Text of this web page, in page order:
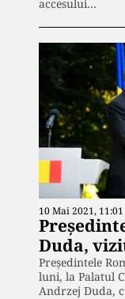
accesului…
10 Mai 2021, 11:01
Duda,
Preşedintele
luni, la Palatul
Andrzej Duda,